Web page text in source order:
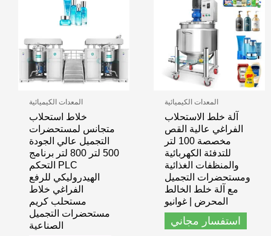
المعدات الكيميائية
آلة خلط الاستحلاب
الفراغي عالية القص
مخصصة 100 لتر
للتدفئة الكهربائية
والمنظفات الغذائية
ومستحضرات التجميل
مع آلة خلط الخالط
المحرض | غوانيو
استفسار مجاني
المعدات الكيميائية
خلاط استحلاب
متجانس لمستحضرات
التجميل عالي الجودة
500 لتر 800 لتر برنامج
PLC التحكم
الهيدروليكي للرفع
الفراغي خلاط
مستحلب كريم
مستحضرات التجميل
الصناعية